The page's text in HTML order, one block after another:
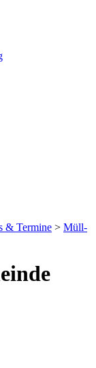
& Termine > Müll-